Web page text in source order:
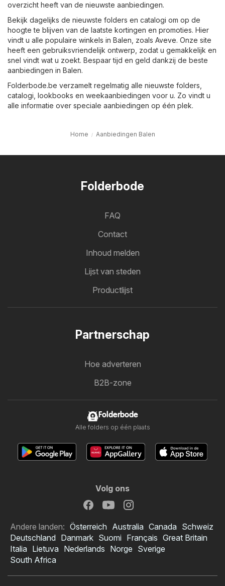
overzicht heeft van de nieuwste aanbiedingen.
Bekijk dagelijks de nieuwste folders en catalogi om op de
hoogte te blijven van de laatste kortingen en promoties. Hier
vindt u alle populaire winkels in Balen, zoals Aveve. Onze site
heeft een gebruiksvriendelijk ontwerp, zodat u gemakkelijk en
snel vindt wat u zoekt. Bespaar tijd en geld dankzij de beste
aanbiedingen in Balen.
Folderbode.be verzamelt regelmatig alle nieuwste folders,
catalogi, lookbooks en weekaanbiedingen voor u. Zo vindt u
alle informatie over speciale aanbiedingen op één plek.
Home Aanbiedingen Balen
Folderbode
FAQ
Contact
Inhoud melden
Lijst van steden
Productlijst
Partnerschap
Hoe adverteren
B2B-zone
Folderbode
Alle folders op één plaats
Volg ons
Andere landen: Österreich Australia Canada Schweiz
Deutschland Danmark Suomi Français Great Britain
Italia Lietuva Nederlands Norge Sverige
South Africa